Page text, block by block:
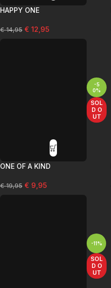
HAPPY ONE
€14,95 € 12,95
-5
0%
SOL
D O
UT
ONE OF A KIND
€19,95 € 9,95
-11%
SOL
D O
UT